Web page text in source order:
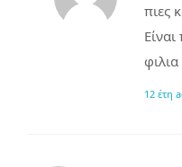
πιες
φιλια
12 έτη